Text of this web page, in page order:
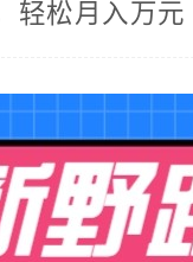
轻松月入万